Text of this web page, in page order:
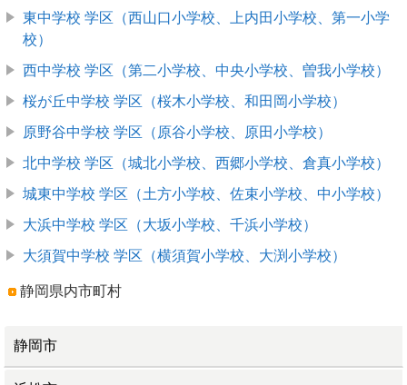
東中学校 学区（西山口小学校、上内田小学校、第一小学
校）
西中学校 学区（第二小学校、中央小学校、曽我小学校）
桜が丘中学校 学区（桜木小学校、和田岡小学校）
原野谷中学校 学区（原谷小学校、原田小学校）
北中学校 学区（城北小学校、西郷小学校、倉真小学校）
城東中学校 学区（土方小学校、佐束小学校、中小学校）
大浜中学校 学区（大坂小学校、千浜小学校）
大須賀中学校 学区（横須賀小学校、大渕小学校）
静岡県内市町村
静岡市